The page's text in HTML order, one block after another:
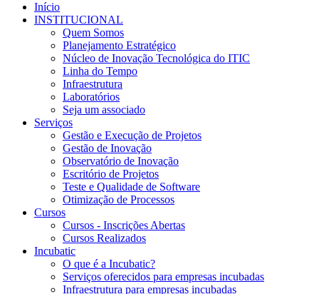
Início
INSTITUCIONAL
Quem Somos
Planejamento Estratégico
Núcleo de Inovação Tecnológica do ITIC
Linha do Tempo
Infraestrutura
Laboratórios
Seja um associado
Serviços
Gestão e Execução de Projetos
Gestão de Inovação
Observatório de Inovação
Escritório de Projetos
Teste e Qualidade de Software
Otimização de Processos
Cursos
Cursos - Inscrições Abertas
Cursos Realizados
Incubatic
O que é a Incubatic?
Serviços oferecidos para empresas incubadas
Infraestrutura para empresas incubadas